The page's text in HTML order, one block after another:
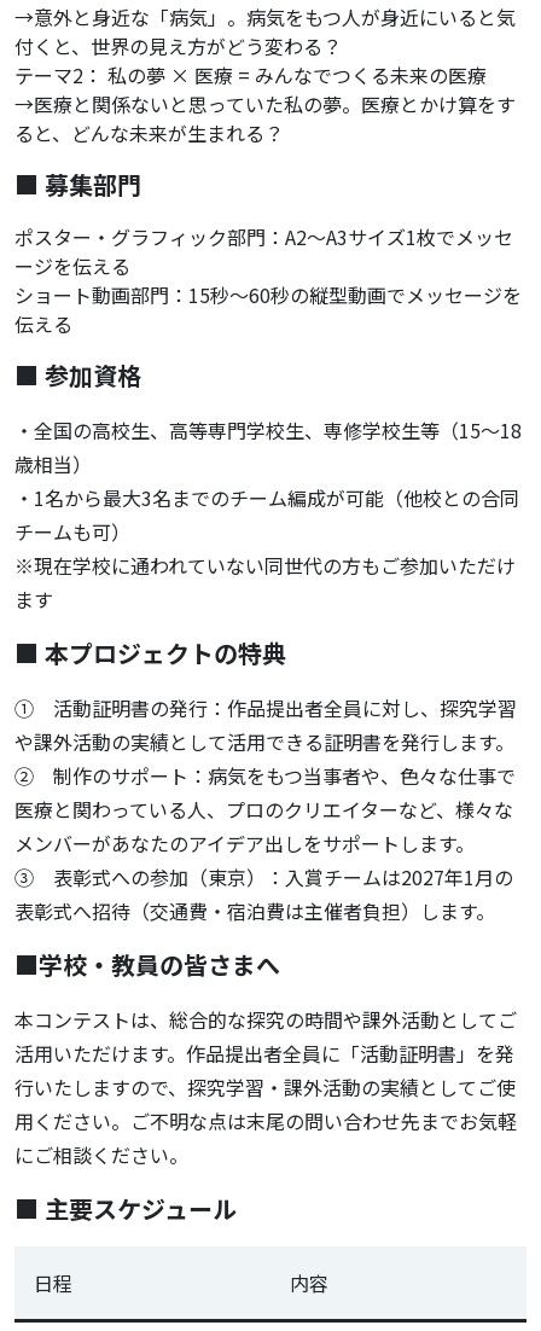
→意外と身近な「病気」。病気をもつ人が身近にいると気
付くと、世界の見え方がどう変わる？
テーマ2： 私の夢 × 医療 = みんなでつくる未来の医療
→医療と関係ないと思っていた私の夢。医療とかけ算をす
ると、どんな未来が生まれる？
■ 募集部門
ポスター・グラフィック部門：A2〜A3サイズ1枚でメッセ
ージを伝える
ショート動画部門：15秒〜60秒の縦型動画でメッセージを
伝える
■ 参加資格
・全国の高校生、高等専門学校生、専修学校生等（15〜18
歳相当）
・1名から最大3名までのチーム編成が可能（他校との合同
チームも可）
※現在学校に通われていない同世代の方もご参加いただけ
ます
■ 本プロジェクトの特典
① 活動証明書の発行：作品提出者全員に対し、探究学習
や課外活動の実績として活用できる証明書を発行します。
② 制作のサポート：病気をもつ当事者や、色々な仕事で
医療と関わっている人、プロのクリエイターなど、様々な
メンバーがあなたのアイデア出しをサポートします。
③ 表彰式への参加（東京）：入賞チームは2027年1月の
表彰式へ招待（交通費・宿泊費は主催者負担）します。
■学校・教員の皆さまへ
本コンテストは、総合的な探究の時間や課外活動としてご
活用いただけます。作品提出者全員に「活動証明書」を発
行いたしますので、探究学習・課外活動の実績としてご使
用ください。ご不明な点は末尾の問い合わせ先までお気軽
にご相談ください。
■ 主要スケジュール
日程 内容